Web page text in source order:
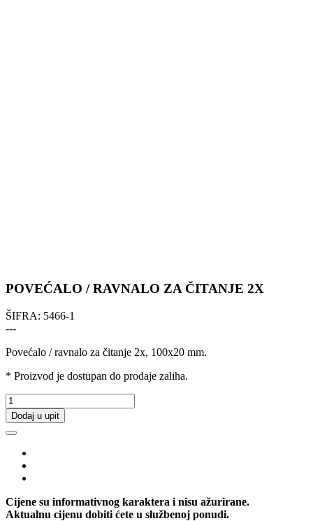
POVEĆALO / RAVNALO ZA ČITANJE 2X
ŠIFRA: 5466-1
---
Povećalo / ravnalo za čitanje 2x, 100x20 mm.
* Proizvod je dostupan do prodaje zaliha.
Dodaj u upit
Cijene su informativnog karaktera i nisu ažurirane.
Aktualnu cijenu dobiti ćete u službenoj ponudi.